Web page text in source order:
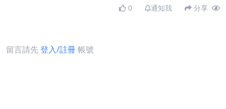
0 通知我 分享
留言請先登入/註冊帳號